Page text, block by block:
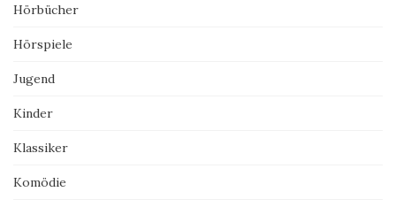
Hörbücher
Hörspiele
Jugend
Kinder
Klassiker
Komödie